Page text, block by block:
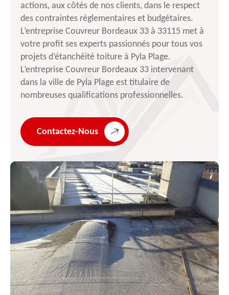
actions, aux côtés de nos clients, dans le respect
des contraintes réglementaires et budgétaires.
L’entreprise Couvreur Bordeaux 33 à 33115 met à
votre profit ses experts passionnés pour tous vos
projets d’étanchéité toiture à Pyla Plage.
L’entreprise Couvreur Bordeaux 33 intervenant
dans la ville de Pyla Plage est titulaire de
nombreuses qualifications professionnelles.
Contactez-Nous